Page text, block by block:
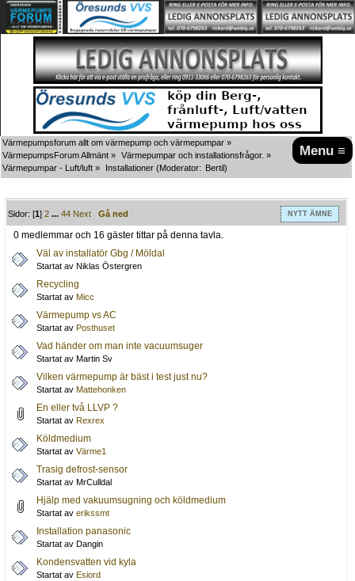
Menu ≡
Värmepumpsforum allt om värmepump och värmepumpar »
VärmepumpsForum Allmänt » Värmepumpar och installationsfrågor. »
Värmepumpar - Luft/luft » Installationer (Moderator: Bertil)
Sidor: [1]2 ...44 Next Gå ned NYTT ÄMNE
0 medlemmar och 16 gäster tittar på denna tavla.
Väl av installatör Gbg / Möldal
Startat av Niklas Östergren
Recycling
Startat av Micc
Värmepump vs AC
Startat av Posthuset
Vad händer om man inte vacuumsuger
Startat av Martin Sv
Vilken värmepump är bäst i test just nu?
Startat av Mattehonken
En eller två LLVP ?
Startat av Rexrex
Köldmedium
Startat av Värme1
Trasig defrost-sensor
Startat av MrCulldal
Hjälp med vakuumsugning och köldmedium
Startat av erikssmt
Installation panasonic
Startat av Dangin
Kondensvatten vid kyla
Startat av Esiord